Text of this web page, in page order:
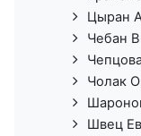
Цыран
Чебан
Чолак
Швец